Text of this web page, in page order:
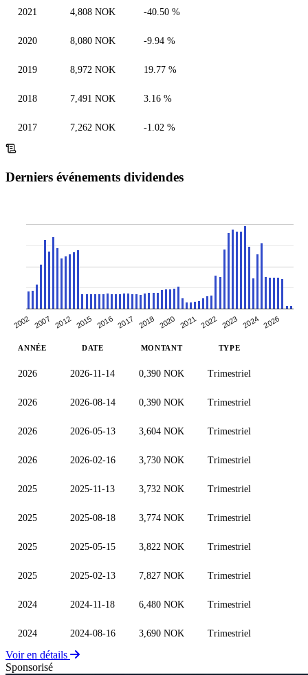
2021 4,808 NOK -40.50 %
2020 8,080 NOK -9.94 %
2019 8,972 NOK 19.77 %
2018 7,491 NOK 3.16 %
2017 7,262 NOK -1.02 %
Derniers événements dividendes
2002 2007 2012 2015 2016 2017 2018 2020 2021 2022 2023 2024 2026
ANNÉE DATE MONTANT TYPE
2026 2026-11-14 0,390 NOK Trimestriel
2026 2026-08-14 0,390 NOK Trimestriel
2026 2026-05-13 3,604 NOK Trimestriel
2026 2026-02-16 3,730 NOK Trimestriel
2025 2025-11-13 3,732 NOK Trimestriel
2025 2025-08-18 3,774 NOK Trimestriel
2025 2025-05-15 3,822 NOK Trimestriel
2025 2025-02-13 7,827 NOK Trimestriel
2024 2024-11-18 6,480 NOK Trimestriel
2024 2024-08-16 3,690 NOK Trimestriel
Voir en détails
Sponsorisé